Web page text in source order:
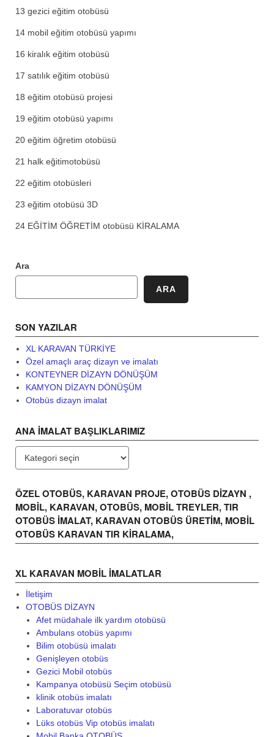
13 gezici eğitim otobüsü
14 mobil eğitim otobüsü yapımı
16 kiralık eğitim otobüsü
17 satılık eğitim otobüsü
18 eğitim otobüsü projesi
19 eğitim otobüsü yapımı
20 eğitim öğretim otobüsü
21 halk eğitimotobüsü
22 eğitim otobüsleri
23 eğitim otobüsü 3D
24 EĞİTİM ÖĞRETİM otobüsü KİRALAMA
Ara
ARA
SON YAZILAR
XL KARAVAN TÜRKİYE
Özel amaçlı araç dizayn ve imalatı
KONTEYNER DİZAYN DÖNÜŞÜM
KAMYON DİZAYN DÖNÜŞÜM
Otobüs dizayn imalat
ANA İMALAT BAŞLIKLARIMIZ
İMALAT
ÖZEL OTOBÜS, KARAVAN PROJE, OTOBÜS DİZAYN ,
MOBİL, KARAVAN, OTOBÜS, MOBİL TREYLER, TIR
OTOBÜS İMALAT, KARAVAN OTOBÜS ÜRETİM, MOBİL
OTOBÜS KARAVAN TIR KİRALAMA,
XL KARAVAN MOBIL IMALATLAR
İletişim
OTOBÜS DİZAYN
Afet müdahale ilk yardım otobüsü
Ambulans otobüs yapımı
Bilim otobüsü imalatı
Genişleyen otobüs
Gezici Mobil otobüs
Kampanya otobüsü Seçim otobüsü
klinik otobüs imalatı
Laboratuvar otobüs
Lüks otobüs Vip otobüs imalatı